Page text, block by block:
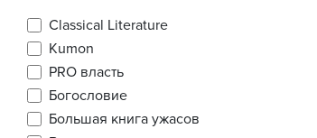
Classical Literature
Kumon
PRO власть
Богословие
Большая книга ужасов